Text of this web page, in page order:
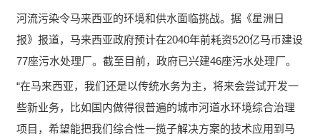
河流污染令马来西亚的环境和供水面临挑战。据《星洲日
报》报道，马来西亚政府预计在2040年前耗资520亿马币建设
77座污水处理厂。截至目前，政府已兴建46座污水处理厂。
“在马来西亚，我们还是以传统水务为主，将来会尝试开发一
些新业务，比如国内做得很普遍的城市河道水环境综合治理
项目，希望能把我们综合性一揽子解决方案的技术应用到马